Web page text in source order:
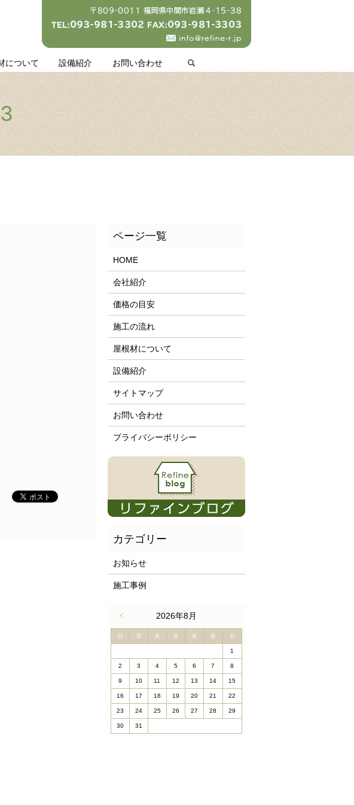
について 設備紹介 お問い合わせ
HOME
会社紹介
価格の目安
施工の流れ
屋根材について
設備紹介
サイトマップ
お問い合わせ
プライバシーポリシー
お知らせ
施工事例
2026年8月
日 月 火 水 木 金 土
1
2 3 4 5 6 7 8
9 10 11 12 13 14 15
16 17 18 19 20 21 22
23 24 25 26 27 28 29
30 31